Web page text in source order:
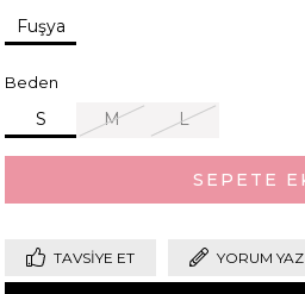
Fuşya
Beden
S M L
TAVSIYE ET YORUM YAZ